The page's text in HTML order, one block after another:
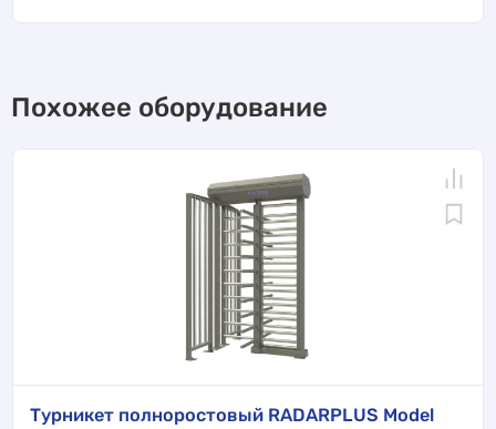
Похожее оборудование
Турникет полноростовый RADARPLUS Model